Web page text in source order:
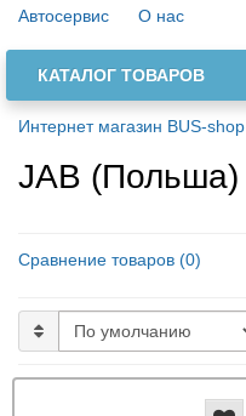
Автосервис
О нас
КАТАЛОГ ТОВАРОВ
Интернет магазин BUS-shop
JAB (Польша)
Сравнение товаров (0)